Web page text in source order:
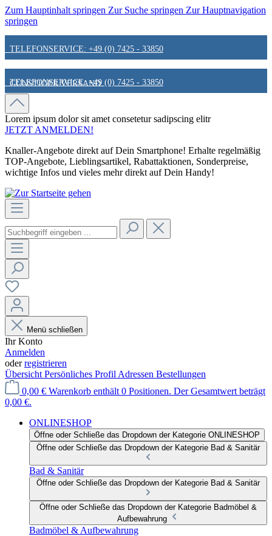
Zum Hauptinhalt springen Zur Suche springen Zur Hauptnavigation
springen
TELEFONSERVICE: +49 (0) 7425 - 33850
GÜNSTIGER VERSAND
FAIR & KUNDENORIENTIERT
HINWEIS ZU STATIONÄREN PREISEN
TELEFONSERVICE: +49 (0) 7425 - 33850
GÜNSTIGER VERSAND
FAIR & KUNDENORIENTIERT
HINWEIS ZU STATIONÄREN PREISEN
Lorem ipsum dolor sit amet consetetur sadipscing elitr
JETZT ANMELDEN!
Knaller-Angebote direkt auf Dein Smartphone! Erhalte regelmäßig
TOP-Angebote, Lieblingsartikel, Rabattaktionen, Sonderpreise,
wichtige Infos und vieles mehr direkt auf Dein Handy!
Menü schließen
Ihr Konto
Anmelden
oderregistrieren
Übersicht Persönliches Profil Adressen Bestellungen
0,00 € Warenkorb enthält 0 Positionen. Der Gesamtwert beträgt
0,00 €.
ONLINESHOP
Öffne oder Schließe das Dropdown der Kategorie ONLINESHOP
Öffne oder Schließe das Dropdown der Kategorie Bad & Sanitär
Bad & Sanitär
Öffne oder Schließe das Dropdown der Kategorie Bad & Sanitär
Öffne oder Schließe das Dropdown der Kategorie Badmöbel &
Aufbewahrung
Badmöbel & Aufbewahrung